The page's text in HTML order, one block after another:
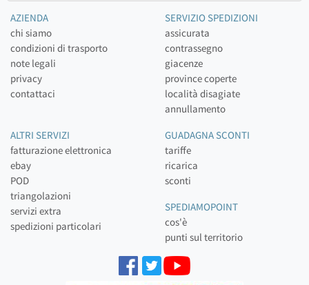
AZIENDA
chi siamo
condizioni di trasporto
note legali
privacy
contattaci
SERVIZIO SPEDIZIONI
assicurata
contrassegno
giacenze
province coperte
località disagiate
annullamento
ALTRI SERVIZI
fatturazione elettronica
ebay
POD
triangolazioni
servizi extra
spedizioni particolari
GUADAGNA SCONTI
tariffe
ricarica
sconti
SPEDIAMOPOINT
cos'è
punti sul territorio